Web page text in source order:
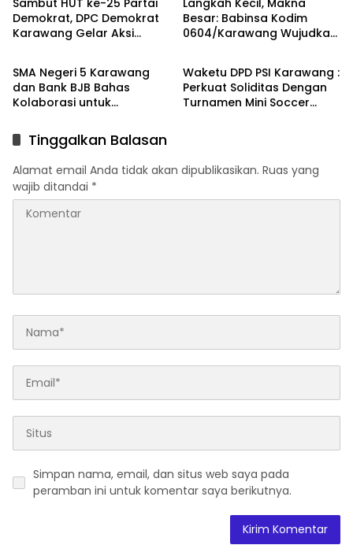
Sambut HUT ke-25 Partai
Demokrat, DPC Demokrat
Karawang Gelar Aksi
Langkah Kecil, Makna
Besar: Babinsa Kodim
0604/Karawang Wujudkan
Berita
SMA Negeri 5 Karawang
dan Bank BJB Bahas
Kolaborasi untuk
Pendidikan
Berita
Waketu DPD PSI Karawang :
Perkuat Soliditas Dengan
Turnamen Mini Soccer
Tinggalkan Balasan
Alamat email Anda tidak akan dipublikasikan. Ruas yang
wajib ditandai *
Simpan nama, email, dan situs web saya pada
peramban ini untuk komentar saya berikutnya.